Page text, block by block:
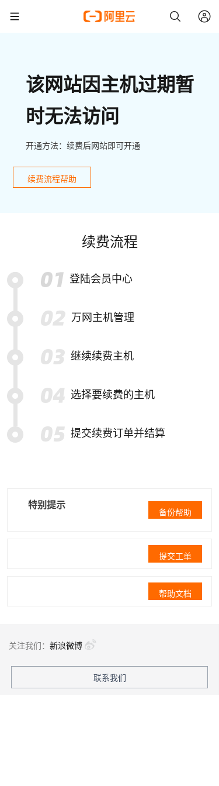
该网站因主机过期暂
时无法访问
开通方法：续费后网站即可开通
续费流程帮助
续费流程
登陆会员中心
万网主机管理
继续续费主机
选择要续费的主机
提交续费订单并结算
特别提示
备份帮助
提交工单
帮助文档